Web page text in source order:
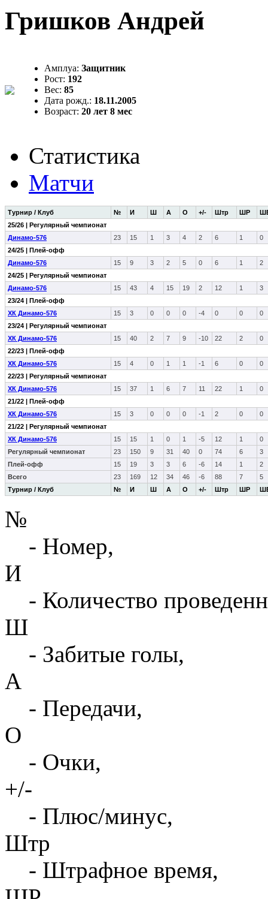
Гришков Андрей
Амплуа: Защитник
Рост: 192
Вес: 85
Дата рожд.: 18.11.2005
Возраст: 20 лет 8 мес
Статистика
Матчи
Турнир / Клуб № И Ш А О +/- Штр ШР
Турнир / Клуб № И Ш А О +/- Штр ШР
25/26 | Регулярный чемпионат
Динамо-576
23 15 1 3 4 2 6 1
0
24/25 | Плей-офф
Динамо-576
15 9 3 2 5 0 6 1
2
24/25 | Регулярный чемпионат
Динамо-576
15 43 4 15 19 2 12 1
3
23/24 | Плей-офф
ХК Динамо-576
15 3 0 0 0 -4 0 0
0
23/24 | Регулярный чемпионат
ХК Динамо-576
15 40 2 7 9 -10 22 2
0
22/23 | Плей-офф
ХК Динамо-576
15 4 0 1 1 -1 6 0
0
22/23 | Регулярный чемпионат
ХК Динамо-576
15 37 1 6 7 11 22 1
0
21/22 | Плей-офф
ХК Динамо-576
15 3 0 0 0 -1 2 0
0
21/22 | Регулярный чемпионат
ХК Динамо-576
15 15 1 0 1 -5 12 1
0
Регулярный чемпионат
23 150 9 31 40 0 74 6
3
Плей-офф
15 19 3 3 6 -6 14 1
2
Всего
23 169 12 34 46 -6 88 7 5
№
- Номер,
И
- Количество
Ш
- Забитые голы,
А
- Передачи,
О
- Очки,
+/-
- Плюс/минус,
Штр
- Штрафное время,